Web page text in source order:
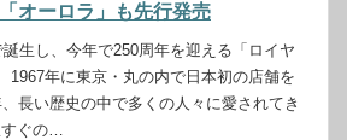
オーロラ」も先行発売
生し、今年で250周年を迎える「ロイヤ
1967年に東京・丸の内で日本初の店舗を
長い歴史の中で多くの人々に愛されてき
すぐの…